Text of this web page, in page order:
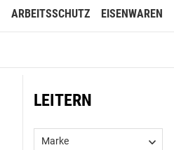
ARBEITSSCHUTZ EISENWAREN
LEITERN
Marke